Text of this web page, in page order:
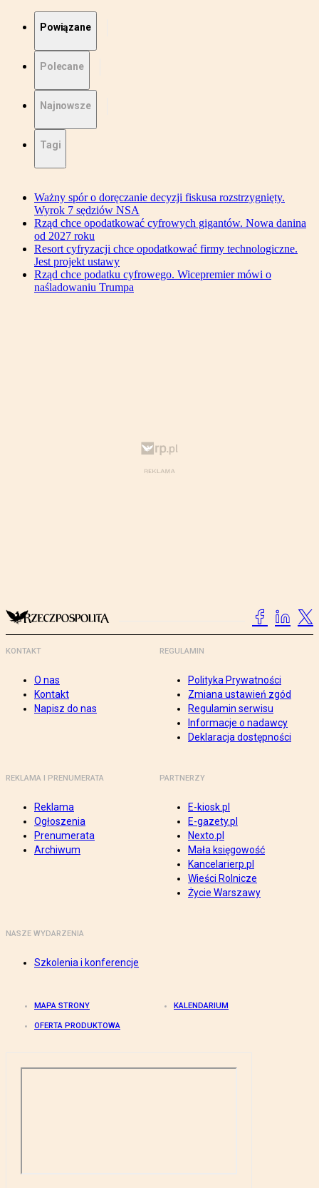
Powiązane
Polecane
Najnowsze
Tagi
Ważny spór o doręczanie decyzji fiskusa rozstrzygnięty.
Wyrok 7 sędziów NSA
Rząd chce opodatkować cyfrowych gigantów. Nowa danina
od 2027 roku
Resort cyfryzacji chce opodatkować firmy technologiczne.
Jest projekt ustawy
Rząd chce podatku cyfrowego. Wicepremier mówi o
naśladowaniu Trumpa
KONTAKT
O nas
Kontakt
Napisz do nas
REGULAMIN
Polityka Prywatności
Zmiana ustawień zgód
Regulamin serwisu
Informacje o nadawcy
Deklaracja dostępności
REKLAMA I PRENUMERATA
Reklama
Ogłoszenia
Prenumerata
Archiwum
PARTNERZY
E-kiosk.pl
E-gazety.pl
Nexto.pl
Mała księgowość
Kancelarierp.pl
Wieści Rolnicze
Życie Warszawy
NASZE WYDARZENIA
Szkolenia i konferencje
MAPA STRONY KALENDARIUM
OFERTA PRODUKTOWA